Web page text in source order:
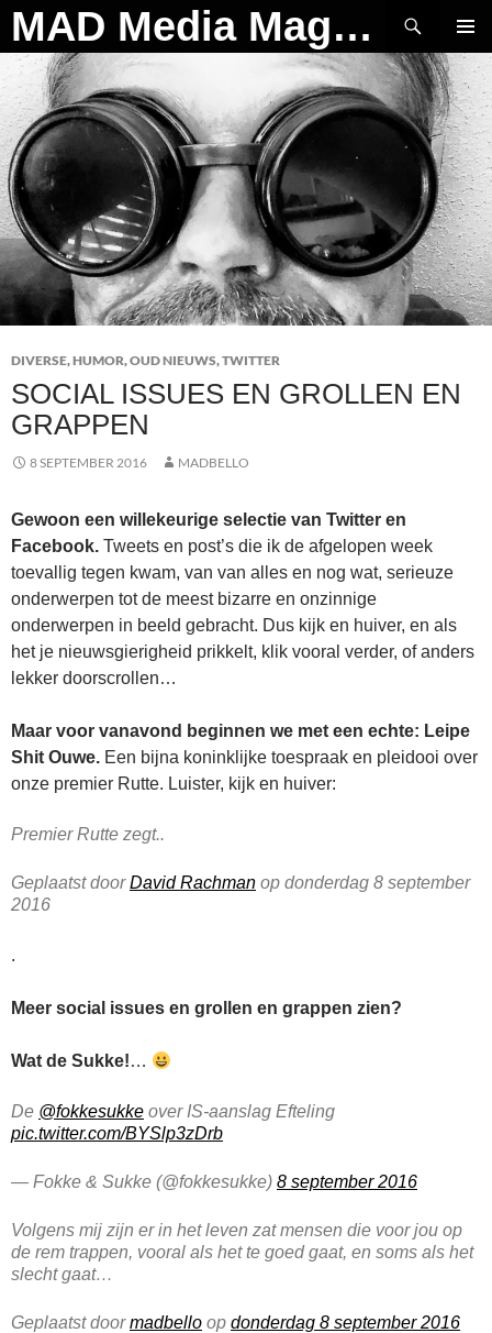
Ga
naar
inhoud
MAD Media Magazine
Zoeken
MENU
DIVERSE,HUMOR,OUD NIEUWS,TWITTER
SOCIAL ISSUES EN GROLLEN EN
GRAPPEN
8 SEPTEMBER 2016 MADBELLO
Gewoon een willekeurige selectie van Twitter en
Facebook. Tweets en post’s die ik de afgelopen week
toevallig tegen kwam, van van alles en nog wat, serieuze
onderwerpen tot de meest bizarre en onzinnige
onderwerpen in beeld gebracht. Dus kijk en huiver, en als
het je nieuwsgierigheid prikkelt, klik vooral verder, of anders
lekker doorscrollen…
Maar voor vanavond beginnen we met een echte: Leipe
Shit Ouwe. Een bijna koninklijke toespraak en pleidooi over
onze premier Rutte. Luister, kijk en huiver:
Premier Rutte zegt..
Geplaatst doorDavid Rachman op donderdag 8 september
2016
.
Meer social issues en grollen en grappen zien?
Wat de Sukke!…
De @fokkesukke over IS-aanslag Efteling
pic.twitter.com/BYSlp3zDrb
— Fokke & Sukke (@fokkesukke) 8 september 2016
Volgens mij zijn er in het leven zat mensen die voor jou op
de rem trappen, vooral als het te goed gaat, en soms als het
slecht gaat…
Geplaatst doormadbello op donderdag 8 september 2016